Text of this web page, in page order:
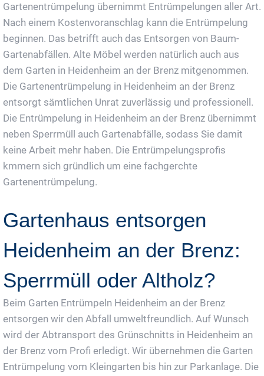
Gartenentrümpelung übernimmt Entrümpelungen aller Art.
Nach einem Kostenvoranschlag kann die Entrümpelung
beginnen. Das betrifft auch das Entsorgen von Baum-
Gartenabfällen. Alte Möbel werden natürlich auch aus
dem Garten in Heidenheim an der Brenz mitgenommen.
Die Gartenentrümpelung in Heidenheim an der Brenz
entsorgt sämtlichen Unrat zuverlässig und professionell.
Die Entrümpelung in Heidenheim an der Brenz übernimmt
neben Sperrmüll auch Gartenabfälle, sodass Sie damit
keine Arbeit mehr haben. Die Entrümpelungsprofis
kmmern sich gründlich um eine fachgerchte
Gartenentrümpelung.
Gartenhaus entsorgen
Heidenheim an der Brenz:
Sperrmüll oder Altholz?
Beim Garten Entrümpeln Heidenheim an der Brenz
entsorgen wir den Abfall umweltfreundlich. Auf Wunsch
wird der Abtransport des Grünschnitts in Heidenheim an
der Brenz vom Profi erledigt. Wir übernehmen die Garten
Entrümpelung vom Kleingarten bis hin zur Parkanlage. Die